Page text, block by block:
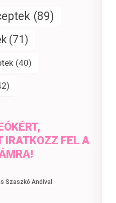
(89)
(71)
(40)
IRATKOZZ FEL A